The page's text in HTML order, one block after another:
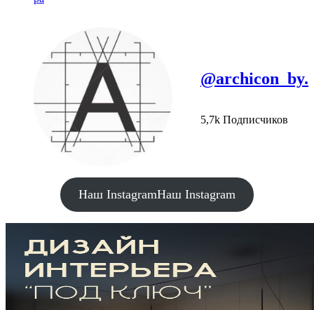
@archicon_by.
5,7k Подписчиков
Наш InstagramНаш Instagram